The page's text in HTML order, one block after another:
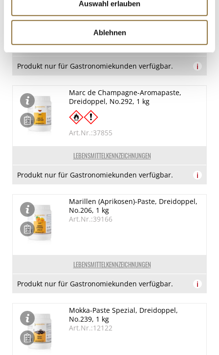
Auswahl erlauben
Ablehnen
LEBENSMITTELKENNZEICHNUNGEN
Produkt nur für Gastronomiekunden verfügbar. i
LEBENSMITTELKENNZEICHNUNGEN
Marc de Champagne-Aromapaste,
Dreidoppel, No.292, 1 kg
Art.Nr.:37855
Produkt nur für Gastronomiekunden verfügbar. i
LEBENSMITTELKENNZEICHNUNGEN
Marillen (Aprikosen)-Paste, Dreidoppel,
No.206, 1 kg
Art.Nr.:39166
Produkt nur für Gastronomiekunden verfügbar. i
Mokka-Paste Spezial, Dreidoppel,
No.239, 1 kg
Art.Nr.:12122